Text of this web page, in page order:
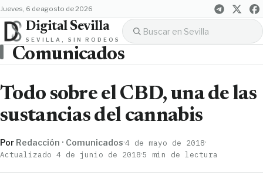
jueves, 6 de agosto de 2026
Digital Sevilla
SEVILLA, SIN RODEOS
Comunicados
Todo sobre el CBD, una de las
sustancias del cannabis
Por Redacción · Comunicados·4 de mayo de 2018·
Actualizado 4 de junio de 2018·5 min de lectura